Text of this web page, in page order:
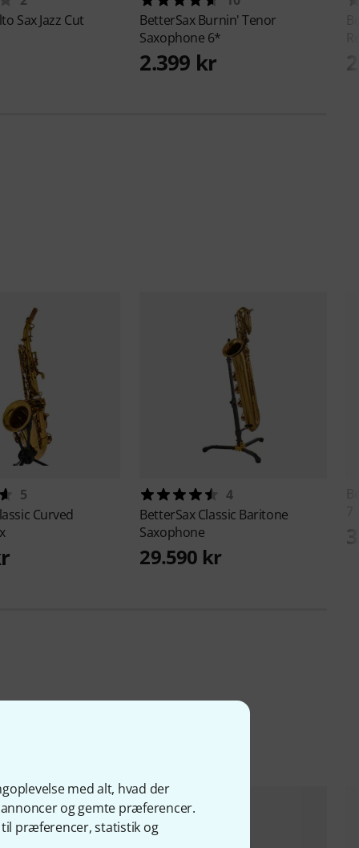
med alt, hvad der
og gemte præferencer.
til præferencer, statistik og
Sax Jazz Cut
BetterSaxBurnin' Tenor
Saxophone 6*
2.399 kr
5
Curved
4
BetterSaxClassic Baritone
Saxophone
29.590 kr
7